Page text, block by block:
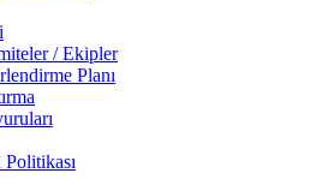
/ Ekipler
Planı